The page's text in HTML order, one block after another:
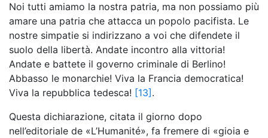
Noi tutti amiamo la nostra patria, ma non possiamo più
amare una patria che attacca un popolo pacifista. Le
nostre simpatie si indirizzano a voi che difendete il
suolo della libertà. Andate incontro alla vittoria!
Andate e battete il governo criminale di Berlino!
Abbasso le monarchie! Viva la Francia democratica!
Viva la repubblica tedesca! [13].
Questa dichiarazione, citata il giorno dopo
nell’editoriale de «L’Humanité», fa fremere di «gioia e